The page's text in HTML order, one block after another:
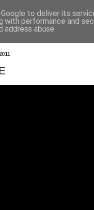
Επικοινωνία
to deliver its
with performance and
abuse.